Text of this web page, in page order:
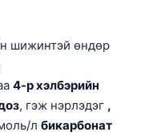
шижинтэй өндөр
4-р хэлбэрийн
, гэж нэрлэдэг ,
л бикарбонат